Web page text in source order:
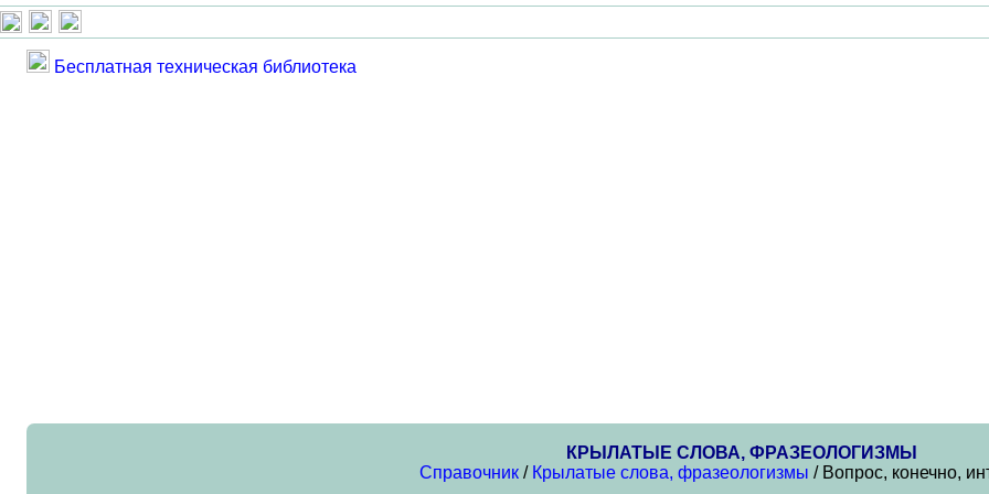
Бесплатная техническая библиотека
КРЫЛАТЫЕ СЛОВА, ФРАЗЕОЛОГИЗМЫ
Справочник/ Крылатые слова, фразеологизмы / Вопрос, конечно,